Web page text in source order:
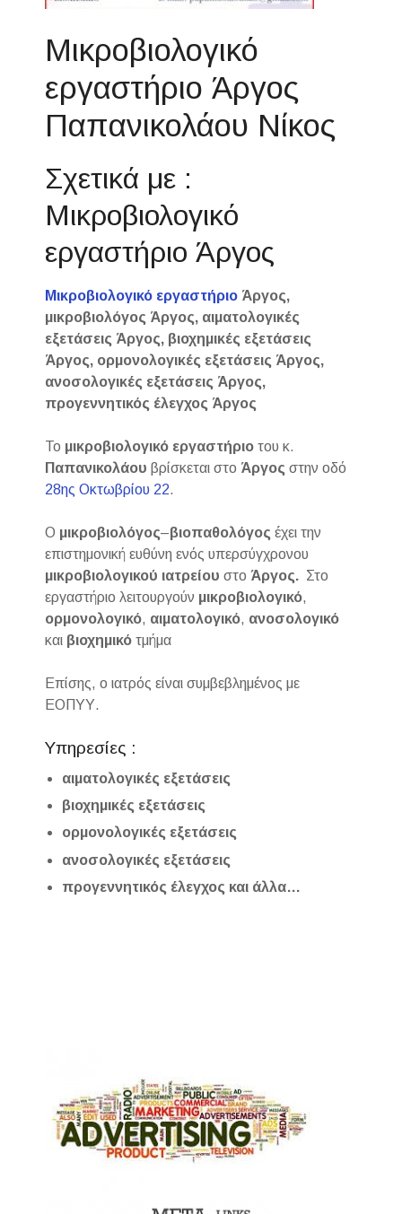
Μικροβιολογικό
εργαστήριο Άργος
Παπανικολάου Νίκος
Σχετικά με :
Μικροβιολογικό
εργαστήριο Άργος
Μικροβιολογικό εργαστήριο Άργος,
μικροβιολόγος Άργος, αιματολογικές
εξετάσεις Άργος, βιοχημικές εξετάσεις
Άργος, ορμονολογικές εξετάσεις Άργος,
ανοσολογικές εξετάσεις Άργος,
προγεννητικός έλεγχος Άργος
Το μικροβιολογικό εργαστήριο του κ.
Παπανικολάου βρίσκεται στο Άργος στην οδό
28ης Οκτωβρίου 22.
Ο μικροβιολόγος–βιοπαθολόγος έχει την
επιστημονική ευθύνη ενός υπερσύγχρονου
μικροβιολογικού ιατρείου στο Άργος. Στο
εργαστήριο λειτουργούν μικροβιολογικό,
ορμονολογικό, αιματολογικό, ανοσολογικό
και βιοχημικό τμήμα
Επίσης, ο ιατρός είναι συμβεβλημένος με
ΕΟΠΥΥ.
Υπηρεσίες :
αιματολογικές εξετάσεις
βιοχημικές εξετάσεις
ορμονολογικές εξετάσεις
ανοσολογικές εξετάσεις
προγεννητικός έλεγχος και άλλα…